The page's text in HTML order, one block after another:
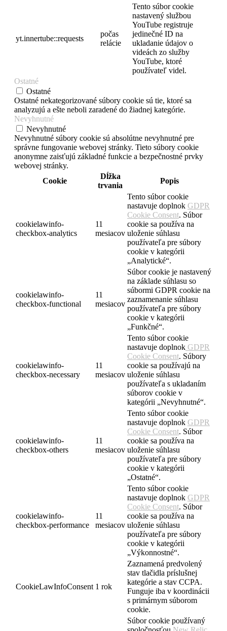
yt.innertube::requests
počas
relácie
Tento súbor cookie
nastavený službou
YouTube registruje
jedinečné ID na
ukladanie údajov o
videách zo služby
YouTube, ktoré
používateľ videl.
Ostatné
Ostatné
Ostatné nekategorizované súbory cookie sú tie, ktoré sa
analyzujú a ešte neboli zaradené do žiadnej kategórie.
Nevyhnutné
Nevyhnutné
Nevyhnutné súbory cookie sú absolútne nevyhnutné pre
správne fungovanie webovej stránky. Tieto súbory cookie
anonymne zaisťujú základné funkcie a bezpečnostné prvky
webovej stránky.
Cookie
Dĺžka
trvania
Popis
cookielawinfo-
checkbox-analytics
11
mesiacov
Tento súbor cookie
nastavuje doplnok GDPR
Cookie Consent. Súbor
cookie sa používa na
uloženie súhlasu
používateľa pre súbory
cookie v kategórii
„Analytické“.
cookielawinfo-
checkbox-functional
11
mesiacov
Súbor cookie je nastavený
na základe súhlasu so
súbormi GDPR cookie na
zaznamenanie súhlasu
používateľa pre súbory
cookie v kategórii
„Funkčné“.
cookielawinfo-
checkbox-necessary
11
mesiacov
Tento súbor cookie
nastavuje doplnok GDPR
Cookie Consent. Súbory
cookie sa používajú na
uloženie súhlasu
používateľa s ukladaním
súborov cookie v
kategórii „Nevyhnutné“.
cookielawinfo-
checkbox-others
11
mesiacov
Tento súbor cookie
nastavuje doplnok GDPR
Cookie Consent. Súbor
cookie sa používa na
uloženie súhlasu
používateľa pre súbory
cookie v kategórii
„Ostatné“.
cookielawinfo-
checkbox-performance
11
mesiacov
Tento súbor cookie
nastavuje doplnok GDPR
Cookie Consent. Súbor
cookie sa používa na
uloženie súhlasu
používateľa pre súbory
cookie v kategórii
„Výkonnostné“.
CookieLawInfoConsent 1 rok
Zaznamená predvolený
stav tlačidla príslušnej
kategórie a stav CCPA.
Funguje iba v koordinácii
s primárnym súborom
cookie.
Súbor cookie používaný